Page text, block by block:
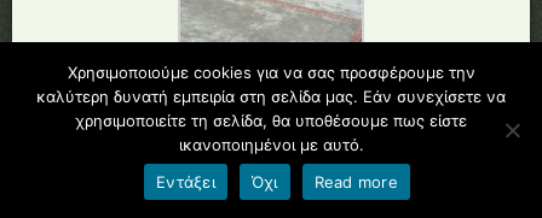
Χρησιμοποιούμε cookies για να σας προσφέρουμε την
καλύτερη δυνατή εμπειρία στη σελίδα μας. Εάν συνεχίσετε να
χρησιμοποιείτε τη σελίδα, θα υποθέσουμε πως είστε
ικανοποιημένοι με αυτό.
Εντάξει
Όχι Read more